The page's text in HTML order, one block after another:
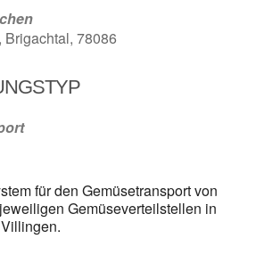
Brigachtal, 78086
für den Gemüsetransport von
Gemüseverteilstellen in